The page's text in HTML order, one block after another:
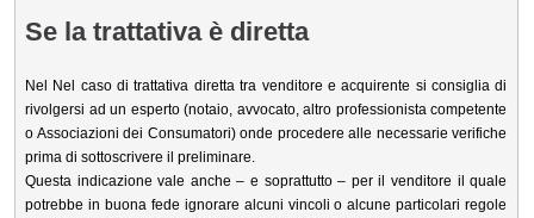
Se la trattativa è diretta
Nel Nel caso di trattativa diretta tra venditore e acquirente si consiglia di
rivolgersi ad un esperto (notaio, avvocato, altro professionista competente
o Associazioni dei Consumatori) onde procedere alle necessarie verifiche
prima di sottoscrivere il preliminare.
Questa indicazione vale anche – e soprattutto – per il venditore il quale
potrebbe in buona fede ignorare alcuni vincoli o alcune particolari regole